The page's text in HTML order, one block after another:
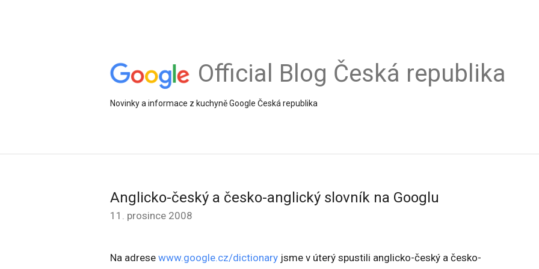
Official Blog Česká republika
Novinky a informace z kuchyně Google Česká republika
Anglicko-český a česko-anglický slovník na Googlu
11. prosince 2008
Na adrese www.google.cz/dictionary jsme v úterý spustili anglicko-český a česko-